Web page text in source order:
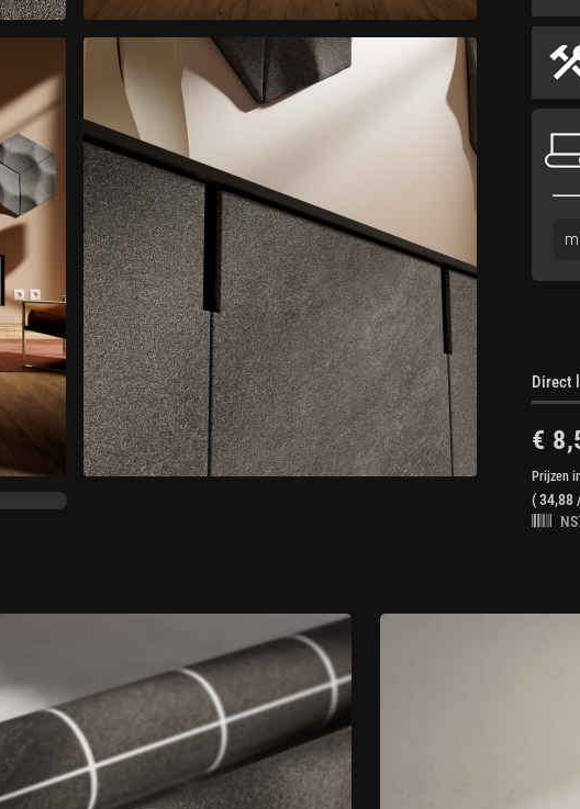
Direct
€
Prijzen
(34,88